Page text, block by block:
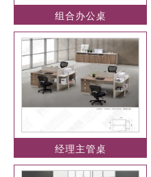
组合办公桌
经理主管桌